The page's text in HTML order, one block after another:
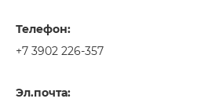
Телефон:
+7 3902 226-357
Эл.почта: